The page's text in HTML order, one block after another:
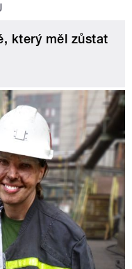
který měl zůstat